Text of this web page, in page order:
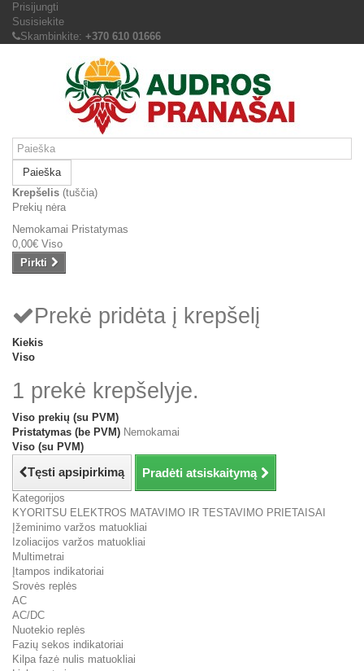
Prisijungti
Susisiekite
Skambinkite: +370 610 01666
Paieška
Krepšelis (tuščia)
Prekių nėra
Nemokamai Pristatymas
0,00€ Viso
Pirkti
Prekė pridėta į krepšelį
Kiekis
Viso
1 prekė krepšelyje.
Viso prekių (su PVM)
Pristatymas (be PVM) Nemokamai
Viso (su PVM)
Tęsti apsipirkimą Pradėti atsiskaitymą
Kategorijos
KYORITSU ELEKTROS MATAVIMO IR TESTAVIMO PRIETAISAI
Įžeminimo varžos matuokliai
Izoliacijos varžos matuokliai
Multimetrai
Įtampos indikatoriai
Srovės replės
AC
AC/DC
Nuotekio replės
Fazių sekos indikatoriai
Kilpa fazė nulis matuokliai